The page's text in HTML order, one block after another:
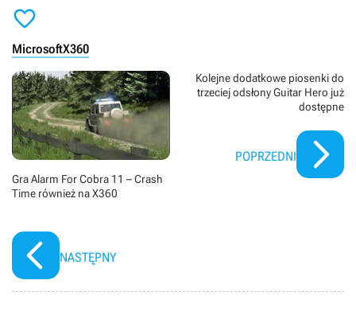

MicrosoftX360
Gra Alarm For Cobra 11 – Crash
Time również na X360
NASTĘPNY
Kolejne dodatkowe piosenki do
trzeciej odsłony Guitar Hero już
dostępne
POPRZEDNI